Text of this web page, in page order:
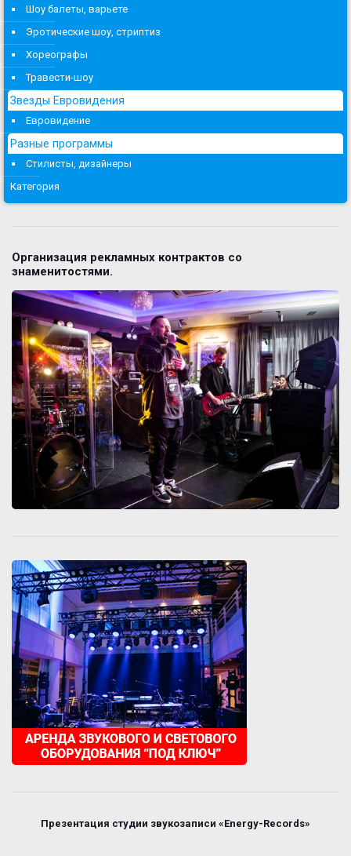
Шоу балеты, варьете
Эротические шоу, стриптиз
Хореографы
Травести-шоу
Звезды Евровидения
Евровидение
Разные программы
Стилисты, дизайнеры
Категория
Организация рекламных контрактов со
знаменитостями.
Презентация студии звукозаписи «Energy-Records»